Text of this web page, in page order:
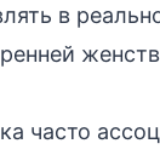
в
часто